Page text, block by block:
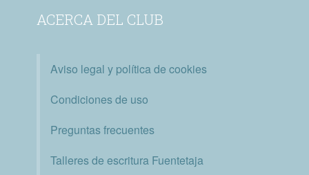
ACERCA DEL CLUB
Aviso legal y política de cookies
Condiciones de uso
Preguntas frecuentes
Talleres de escritura Fuentetaja